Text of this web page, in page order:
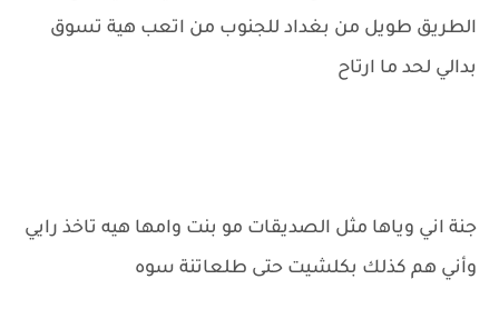
الطريق طويل من بغداد للجنوب من اتعب هية تسوق
بدالي لحد ما ارتاح
جنة اني وياها مثل الصديقات مو بنت وامها هيه تاخذ رايي
وأني هم كذلك بكلشيت حتى طلعاتنة سوه